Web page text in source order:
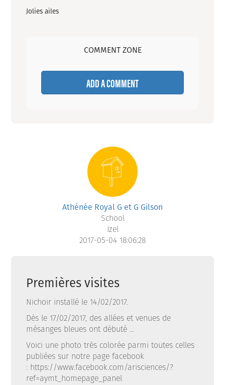
Jolies ailes
COMMENT ZONE
ADD A COMMENT
Athénée Royal G et G Gilson
School
Izel
2017-05-04 18:06:28
Premières visites
Nichoir installé le 14/02/2017.
Dès le 17/02/2017, des allées et venues de
mésanges bleues ont débuté ...
Voici une photo très colorée parmi toutes celles
publiées sur notre page facebook
: https://www.facebook.com/arisciences/?
ref=aymt_homepage_panel